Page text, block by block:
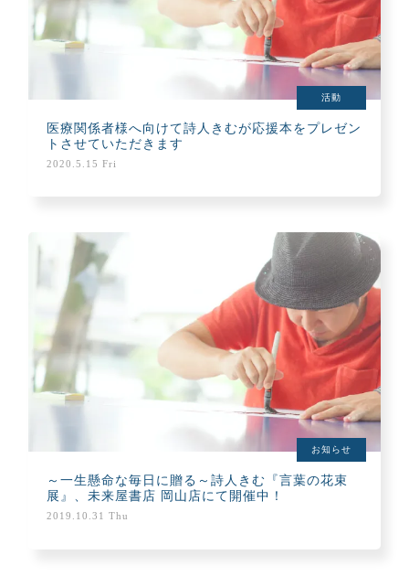
活動
医療関係者様へ向けて詩人きむが応援本をプレゼン
トさせていただきます
2020.5.15 Fri
お知らせ
～一生懸命な毎日に贈る～詩人きむ『言葉の花束
展』、未来屋書店 岡山店にて開催中！
2019.10.31 Thu